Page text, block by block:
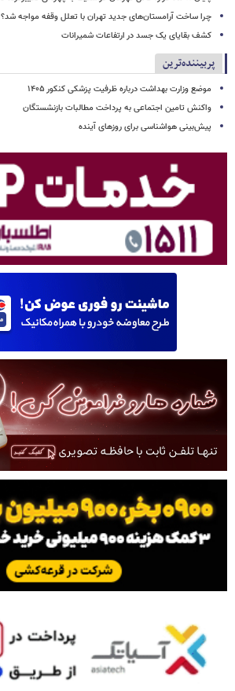
چرا ساخت آرامستان‌های جدید تهران با تعلل وقفه مواجه شد؟
کشف بقایای یک جسد در ارتفاعات شمیرانات
پربیننده‌ترین
موضع وزارت بهداشت درباره ظرفیت پزشکی کنکور ۱۴۰۵
واکنش تامین اجتماعی به پرداخت مطالبات بازنشستگان
پیش‌بینی هواشناسی برای روزهای آینده